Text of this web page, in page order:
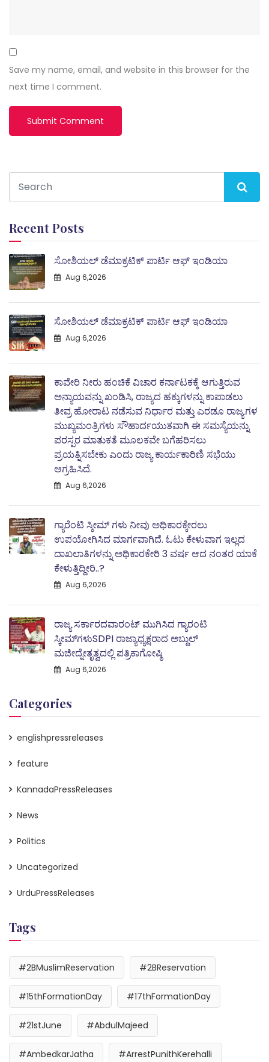
Save my name, email, and website in this browser for the
next time I comment.
Recent Posts
ಸೋಶಿಯಲ್ ಡೆಮಾಕ್ರಟಿಕ್ ಪಾರ್ಟಿ ಆಫ್ ಇಂಡಿಯಾ
Aug 6,2026
ಸೋಶಿಯಲ್ ಡೆಮಾಕ್ರಟಿಕ್ ಪಾರ್ಟಿ ಆಫ್ ಇಂಡಿಯಾ
Aug 6,2026
ಕಾವೇರಿ ನೀರು ಹಂಚಿಕೆ ವಿಚಾರ ಕರ್ನಾಟಕಕ್ಕೆ ಆಗುತ್ತಿರುವ
ಅನ್ಯಾಯವನ್ನು ಖಂಡಿಸಿ, ರಾಜ್ಯದ ಹಕ್ಕುಗಳನ್ನು ಕಾಪಾಡಲು
ತೀವ್ರ ಹೋರಾಟ ನಡೆಸುವ ನಿರ್ಧಾರ ಮತ್ತು ಎರಡೂ ರಾಜ್ಯಗಳ
ಮುಖ್ಯಮಂತ್ರಿಗಳು ಸೌಹಾರ್ದಯುತವಾಗಿ ಈ ಸಮಸ್ಯೆಯನ್ನು
ಪರಸ್ಪರ ಮಾತುಕತೆ ಮೂಲಕವೇ ಬಗೆಹರಿಸಲು
ಪ್ರಯತ್ನಿಸಬೇಕು ಎಂದು ರಾಜ್ಯ ಕಾರ್ಯಕಾರಿಣಿ ಸಭೆಯು
ಆಗ್ರಹಿಸಿದೆ.
Aug 6,2026
ಗ್ಯಾರೆಂಟಿ ಸ್ಕೀಮ್ ಗಳು ನೀವು ಅಧಿಕಾರಕ್ಕೇರಲು
ಉಪಯೋಗಿಸಿದ ಮಾರ್ಗವಾಗಿದೆ. ಓಟು ಕೇಳುವಾಗ ಇಲ್ಲದ
ದಾಖಲಾತಿಗಳನ್ನು ಅಧಿಕಾರಕೇರಿ 3 ವರ್ಷ ಆದ ನಂತರ ಯಾಕೆ
ಕೇಳುತ್ತಿದ್ದೀರಿ..?
Aug 6,2026
ರಾಜ್ಯ ಸರ್ಕಾರದವಾರಂಟ್ ಮುಗಿಸಿದ ಗ್ಯಾರಂಟಿ
ಸ್ಕೀಮ್‌ಗಳುSDPI ರಾಜ್ಯಾಧ್ಯಕ್ಷರಾದ ಅಬ್ದುಲ್
ಮಜೀದ್ನೇತೃತ್ವದಲ್ಲಿ ಪತ್ರಿಕಾಗೋಷ್ಠಿ
Aug 6,2026
Categories
englishpressreleases
feature
KannadaPressReleases
News
Politics
Uncategorized
UrduPressReleases
Tags
#2BMuslimReservation #2BReservation
#15thFormationDay #17thFormationDay
#21stJune #AbdulMajeed
#AmbedkarJatha #ArrestPunithKerehalli